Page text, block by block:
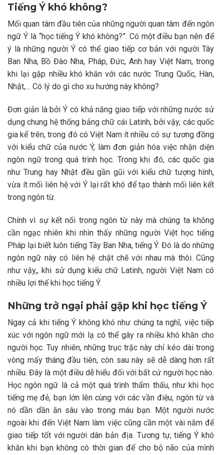
Tiếng Ý khó không?
Mối quan tâm đầu tiên của những người quan tâm đến ngôn
ngữ Ý là “học tiếng Ý khó không?”. Có một điều bạn nên để
ý là những người Ý có thể giao tiếp cơ bản với người Tây
Ban Nha, Bồ Đào Nha, Pháp, Đức, Anh hay Việt Nam, trong
khi lại gặp nhiều khó khăn với các nước Trung Quốc, Hàn,
Nhật,… Có lý do gì cho xu hướng này không?
Đơn giản là bởi Ý có khả năng giao tiếp với những nước sử
dụng chung hệ thống bảng chữ cái Latinh, bởi vậy, các quốc
gia kể trên, trong đó có Việt Nam ít nhiều có sự tương đồng
với kiểu chữ của nước Ý, làm đơn giản hóa việc nhận diện
ngôn ngữ trong quá trình học. Trong khi đó, các quốc gia
như Trung hay Nhật đều gần gũi với kiểu chữ tượng hình,
vừa ít mối liên hệ với Ý lại rất khó để tạo thành mối liên kết
trong ngôn từ.
Chính vì sự kết nối trong ngôn từ này mà chúng ta không
cần ngạc nhiên khi nhìn thấy những người Việt học tiếng
Pháp lại biết luôn tiếng Tây Ban Nha, tiếng Ý. Đó là do những
ngôn ngữ này có liên hệ chặt chẽ với nhau mà thôi. Cũng
như vậy,, khi sử dụng kiểu chữ Latinh, người Việt Nam có
nhiều lợi thế khi học tiếng Ý.
Những trở ngại phải gặp khi học tiếng Ý
Ngay cả khi tiếng Ý không khó như chúng ta nghĩ, việc tiếp
xúc với ngôn ngữ mới lạ có thể gây ra nhiều khó khăn cho
người học. Tuy nhiên, những trục trặc này chỉ kéo dài trong
vòng mấy tháng đầu tiên, còn sau này sẽ dễ dàng hơn rất
nhiều. Đây là một điều dễ hiểu đối với bất cứ người học nào.
Học ngôn ngữ là cả một quá trình thẩm thấu, như khi học
tiếng mẹ đẻ, bạn lớn lên cùng với các vần điệu, ngôn từ và
nó dần dần ăn sâu vào trong máu bạn. Một người nước
ngoài khi đến Việt Nam làm việc cũng cần một vài năm để
giao tiếp tốt với người dân bản địa. Tương tự, tiếng Ý khó
khăn khi bạn không có thời gian để cho bộ não của mình